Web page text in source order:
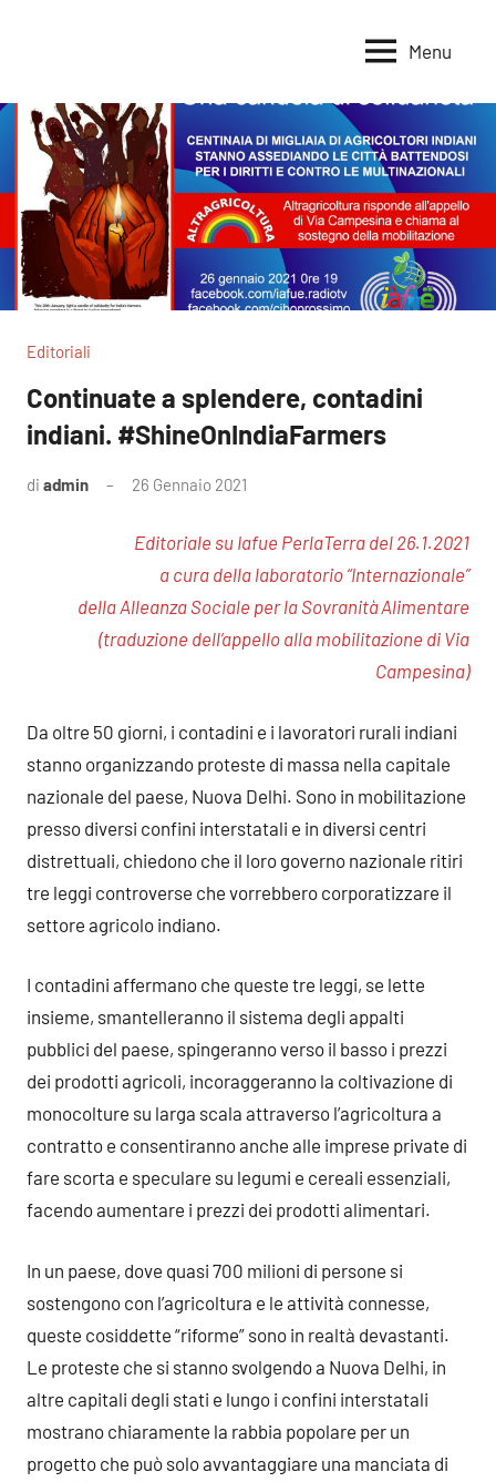
per
la
Terra
per
la
Sovranità
Alimentare
Menu
Editoriali
Continuate a splendere, contadini
indiani. #ShineOnIndiaFarmers
di admin 26 Gennaio 2021
Editoriale su Iafue PerlaTerra del 26.1.2021
a cura della laboratorio “Internazionale”
della Alleanza Sociale per la Sovranità Alimentare
(traduzione dell’appello alla mobilitazione di Via
Campesina)
Da oltre 50 giorni, i contadini e i lavoratori rurali indiani
stanno organizzando proteste di massa nella capitale
nazionale del paese, Nuova Delhi. Sono in mobilitazione
presso diversi confini interstatali e in diversi centri
distrettuali, chiedono che il loro governo nazionale ritiri
tre leggi controverse che vorrebbero corporatizzare il
settore agricolo indiano.
I contadini affermano che queste tre leggi, se lette
insieme, smantelleranno il sistema degli appalti
pubblici del paese, spingeranno verso il basso i prezzi
dei prodotti agricoli, incoraggeranno la coltivazione di
monocolture su larga scala attraverso l’agricoltura a
contratto e consentiranno anche alle imprese private di
fare scorta e speculare su legumi e cereali essenziali,
facendo aumentare i prezzi dei prodotti alimentari.
In un paese, dove quasi 700 milioni di persone si
sostengono con l’agricoltura e le attività connesse,
queste cosiddette “riforme” sono in realtà devastanti.
Le proteste che si stanno svolgendo a Nuova Delhi, in
altre capitali degli stati e lungo i confini interstatali
mostrano chiaramente la rabbia popolare per un
progetto che può solo avvantaggiare una manciata di